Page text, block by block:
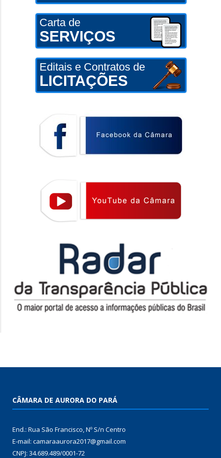
Carta de
SERVIÇOS
Editais e Contratos de
LICITAÇÕES
CÂMARA DE AURORA DO PARÁ
End.: Rua São Francisco, Nº S/n Centro
E-mail: camaraaurora2017@gmail.com
CNPJ: 34.689.489/0001-72